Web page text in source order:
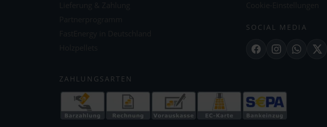
SOCIAL MEDIA
FacebookInstagramWhatsApp
X
ZAHLUNGSARTEN